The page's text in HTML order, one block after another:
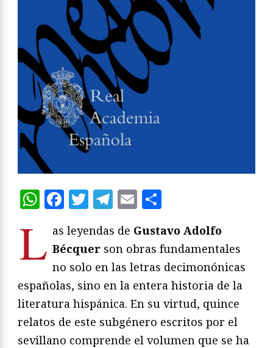
WhatsApp
Facebook
Twitter
Telegram
Email
L as leyendas de Gustavo Adolfo
Bécquer son obras fundamentales
no solo en las letras decimonónicas
españolas, sino en la entera historia de la
literatura hispánica. En su virtud, quince
relatos de este subgénero escritos por el
sevillano comprende el volumen que se ha